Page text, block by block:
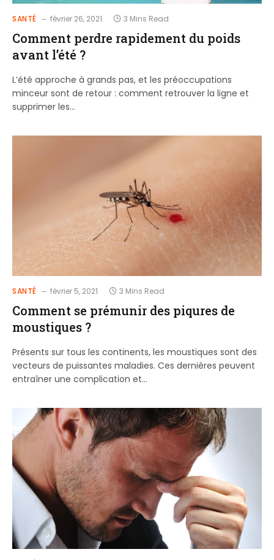
SANTÉ février 26, 2021 3 Mins Read
Comment perdre rapidement du poids
avant l’été ?
L’été approche à grands pas, et les préoccupations
minceur sont de retour : comment retrouver la ligne et
supprimer les…
SANTÉ février 5, 2021 3 Mins Read
Comment se prémunir des piqures de
moustiques ?
Présents sur tous les continents, les moustiques sont des
vecteurs de puissantes maladies. Ces dernières peuvent
entraîner une complication et…